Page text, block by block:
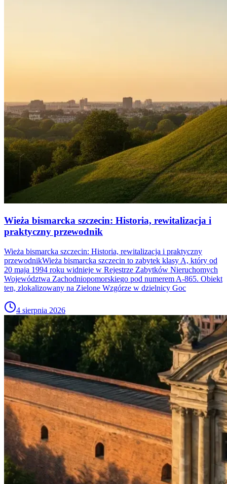
Wieża bismarcka szczecin: Historia, rewitalizacja i
praktyczny przewodnik
Wieża bismarcka szczecin: Historia, rewitalizacja i praktyczny
przewodnikWieża bismarcka szczecin to zabytek klasy A, który od
20 maja 1994 roku widnieje w Rejestrze Zabytków Nieruchomych
Województwa Zachodniopomorskiego pod numerem A-865. Obiekt
ten, zlokalizowany na Zielone Wzgórze w dzielnicy Goc
4 sierpnia 2026